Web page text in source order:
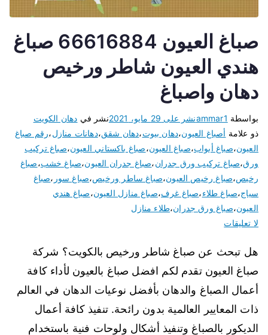
صباغ العيون 66616884 صباغ
هندي العيون شاطر ورخيص
دهان واصباغ
بواسطة ammar1نشر على 29 مايو، 2021 نشر في دهان الكويت
ذو علامة أصباغ العيون،دهان بيوت،دهان شقق،دهانات منازل،رقم صباغ
العيون،صباغ أبواب،صباغ العيون،صباغ باكستاني العيون،صباغ تركيب
ورق،صباغ تركيب ورق جدران،صباغ جدران العيون،صباغ خشب،صباغ
رخيص،صباغ رخيص العيون،صباغ ساطر ورخيص،صباغ سور ،صباغ
سياج،صباغ طلاء،صباغ غرف،صباغ منازل العيون،صباغ هندي
العيون،صباغ ورق جدران،طلاء منازل
لا تعليقات
هل تبحث عن صباغ شاطر ورخيص بالكويت؟ شركة
صباغ العيون تقدم لكم افضل صباغ بالعيون لأداء كافة
أعمال الصباغ والدهان بأفضل نوعيات الدهان في العالم
ذات المعايير العالمية بدون رائحة. تنفيذ كافة أعمال
الديكور بالصباغ وتنفيذ أشكال ولوحات فنية باستخدام